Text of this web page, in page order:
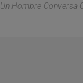
Un Hombre Conversa